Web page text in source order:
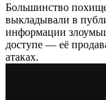
Большинство
выкладывали в
информации
доступе — её
атаках.